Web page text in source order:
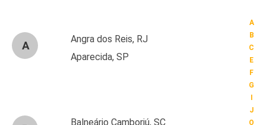
A
B
C
E
F
G
J
O
A
Angra dos Reis, RJ
Aparecida, SP
Balneário Camboriú, SC